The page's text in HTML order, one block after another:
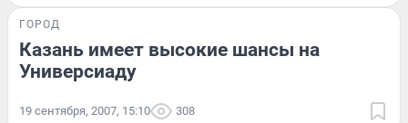
ГОРОД
Казань имеет высокие шансы на
Универсиаду
19 сентября, 2007, 15:10 308